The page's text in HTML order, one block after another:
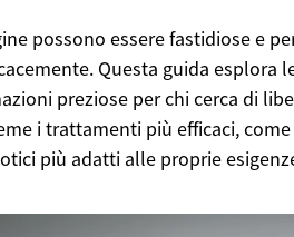
possono essere fastidiose e
Questa guida
preziose per chi cerca di
i trattamenti più efficaci,
più adatti alle proprie